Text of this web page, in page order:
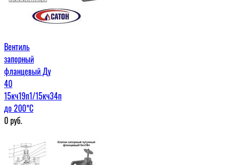
Вентиль
запорный
фланцевый Ду
40
15кч19п1/15кч34п
до 200*С
0руб.